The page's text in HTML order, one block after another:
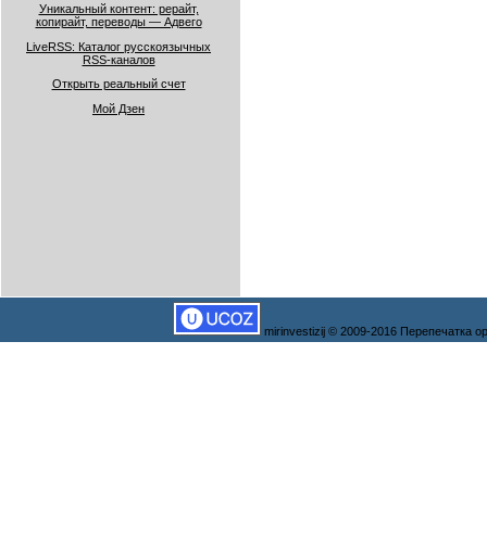
Уникальный контент: рерайт,
копирайт, переводы — Адвего
LiveRSS: Каталог русскоязычных
RSS-каналов
Открыть реальный счет
Мой Дзен
mirinvestizij © 2009-2016 Перепечатка